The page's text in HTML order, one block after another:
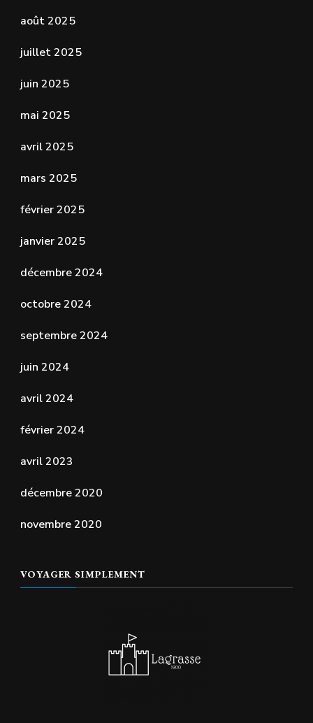
août 2025
juillet 2025
juin 2025
mai 2025
avril 2025
mars 2025
février 2025
janvier 2025
décembre 2024
octobre 2024
septembre 2024
juin 2024
avril 2024
février 2024
avril 2023
décembre 2020
novembre 2020
VOYAGER SIMPLEMENT